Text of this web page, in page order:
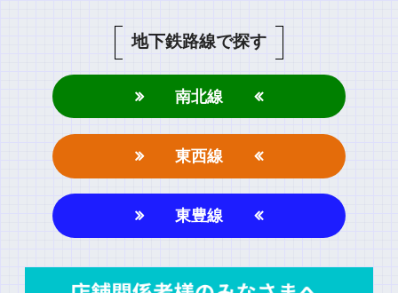
地下鉄路線で探す
南北線
東西線
東豊線